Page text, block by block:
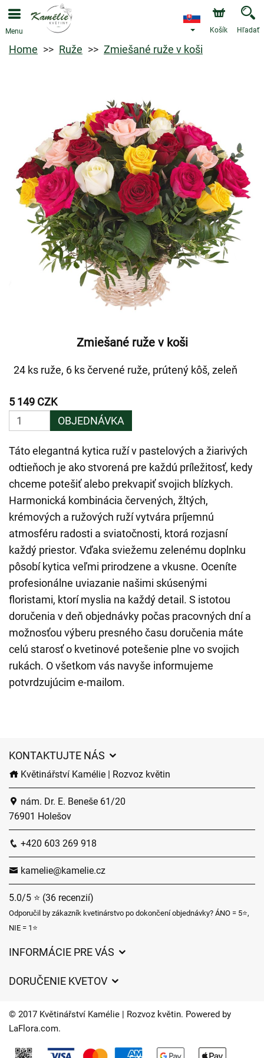
Menu Košík Hľadať
Home Ruže Zmiešané ruže v koši
Zmiešané ruže v koši
24 ks ruže, 6 ks červené ruže, prútený kôš, zeleň
5 149 CZK
OBJEDNÁVKA
Táto elegantná kytica ruží v pastelových a žiarivých
odtieňoch je ako stvorená pre každú príležitosť, kedy
chceme potešiť alebo prekvapiť svojich blízkych.
Harmonická kombinácia červených, žltých,
krémových a ružových ruží vytvára príjemnú
atmosféru radosti a sviatočnosti, ktorá rozjasní
každý priestor. Vďaka sviežemu zelenému doplnku
pôsobí kytica veľmi prirodzene a vkusne. Oceníte
profesionálne uviazanie našimi skúsenými
floristami, ktorí myslia na každý detail. S istotou
doručenia v deň objednávky počas pracovných dní a
možnosťou výberu presného času doručenia máte
celú starosť o kvetinové potešenie plne vo svojich
rukách. O všetkom vás navyše informujeme
potvrdzujúcim e-mailom.
KONTAKTUJTE NÁS
Květinářství Kamélie | Rozvoz květin
nám. Dr. E. Beneše 61/20
76901 Holešov
+420 603 269 918
kamelie@kamelie.cz
5.0/5 ⭐ (36 recenzií)
Odporučil by zákazník kvetinárstvo po dokončení objednávky? ÁNO = 5⭐,
NIE = 1⭐
INFORMÁCIE PRE VÁS
Časy doručenia kvetov – prehľad možností
DORUČENIE KVETOV
Kam doručujeme kvety
© 2017 Květinářství Kamélie | Rozvoz květin. Powered by
LaFlora.com.